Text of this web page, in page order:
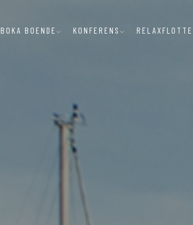
BOKA BOENDE KONFERENS RELAXFLOTTE